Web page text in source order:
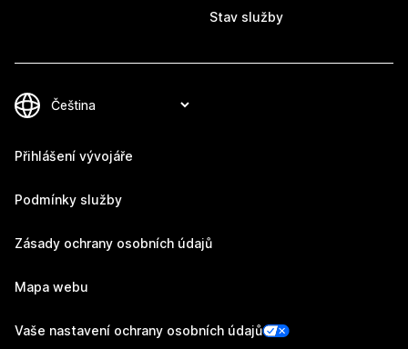
Stav služby
Přihlášení vývojáře
Podmínky služby
Zásady ochrany osobních údajů
Mapa webu
Vaše nastavení ochrany osobních údajů